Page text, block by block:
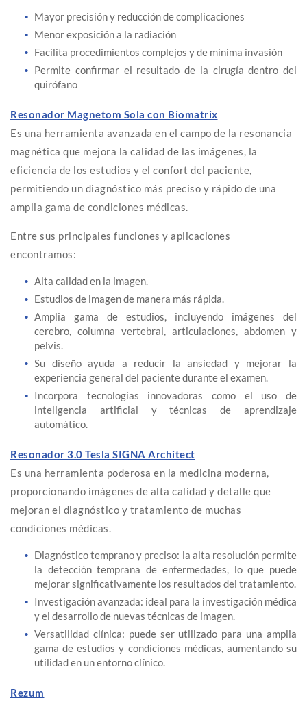
Mayor precisión y reducción de complicaciones
Menor exposición a la radiación
Facilita procedimientos complejos y de mínima invasión
Permite confirmar el resultado de la cirugía dentro del
quirófano
Resonador Magnetom Sola con Biomatrix
Es una herramienta avanzada en el campo de la resonancia
magnética que mejora la calidad de las imágenes, la
eficiencia de los estudios y el confort del paciente,
permitiendo un diagnóstico más preciso y rápido de una
amplia gama de condiciones médicas.
Entre sus principales funciones y aplicaciones
encontramos:
Alta calidad en la imagen.
Estudios de imagen de manera más rápida.
Amplia gama de estudios, incluyendo imágenes del
cerebro, columna vertebral, articulaciones, abdomen y
pelvis.
Su diseño ayuda a reducir la ansiedad y mejorar la
experiencia general del paciente durante el examen.
Incorpora tecnologías innovadoras como el uso de
inteligencia artificial y técnicas de aprendizaje
automático.
Resonador 3.0 Tesla SIGNA Architect
Es una herramienta poderosa en la medicina moderna,
proporcionando imágenes de alta calidad y detalle que
mejoran el diagnóstico y tratamiento de muchas
condiciones médicas.
Diagnóstico temprano y preciso: la alta resolución permite
la detección temprana de enfermedades, lo que puede
mejorar significativamente los resultados del tratamiento.
Investigación avanzada: ideal para la investigación médica
y el desarrollo de nuevas técnicas de imagen.
Versatilidad clínica: puede ser utilizado para una amplia
gama de estudios y condiciones médicas, aumentando su
utilidad en un entorno clínico.
Rezum